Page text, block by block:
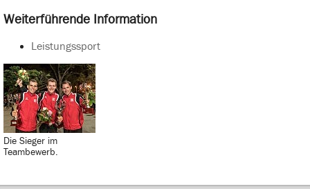
Weiterführende Information
Leistungssport
Die Sieger im
Teambewerb.